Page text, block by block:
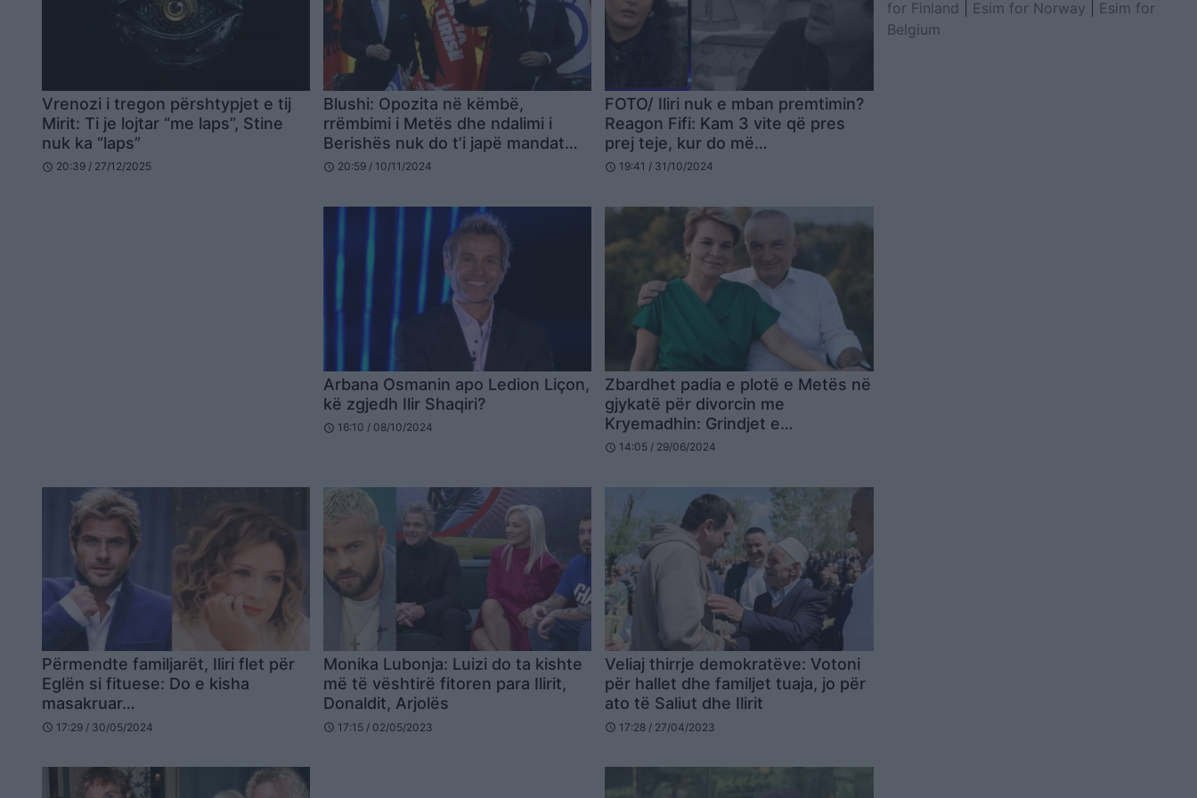
Vrenozi i tregon përshtypjet e tij
Mirit: Ti je lojtar “me laps”, Stine
nuk ka “laps”
schedule 20:39 / 27/12/2025
Blushi: Opozita në këmbë,
rrëmbimi i Metës dhe ndalimi i
Berishës nuk do t’i japë mandat
tjetër Ramës
schedule 20:59 / 10/11/2024
FOTO/ Iliri nuk e mban premtimin?
Reagon Fifi: Kam 3 vite që pres
prej teje, kur do më…
schedule 19:41 / 31/10/2024
Arbana Osmanin apo Ledion Liçon,
kë zgjedh Ilir Shaqiri?
schedule 16:10 / 08/10/2024
Zbardhet padia e plotë e Metës në
gjykatë për divorcin me
Kryemadhin: Grindjet e
herëpashershme kanë tronditur
schedule 14:05 / 29/06/2024
Përmendte familjarët, Iliri flet për
Eglën si fituese: Do e kisha
masakruar…
schedule 17:29 / 30/05/2024
Monika Lubonja: Luizi do ta kishte
më të vështirë fitoren para Ilirit,
Donaldit, Arjolës
schedule 17:15 / 02/05/2023
Veliaj thirrje demokratëve: Votoni
për hallet dhe familjet tuaja, jo për
ato të Saliut dhe Ilirit
schedule 17:28 / 27/04/2023
for Finland
Esim for Norway
Esim for
Belgium